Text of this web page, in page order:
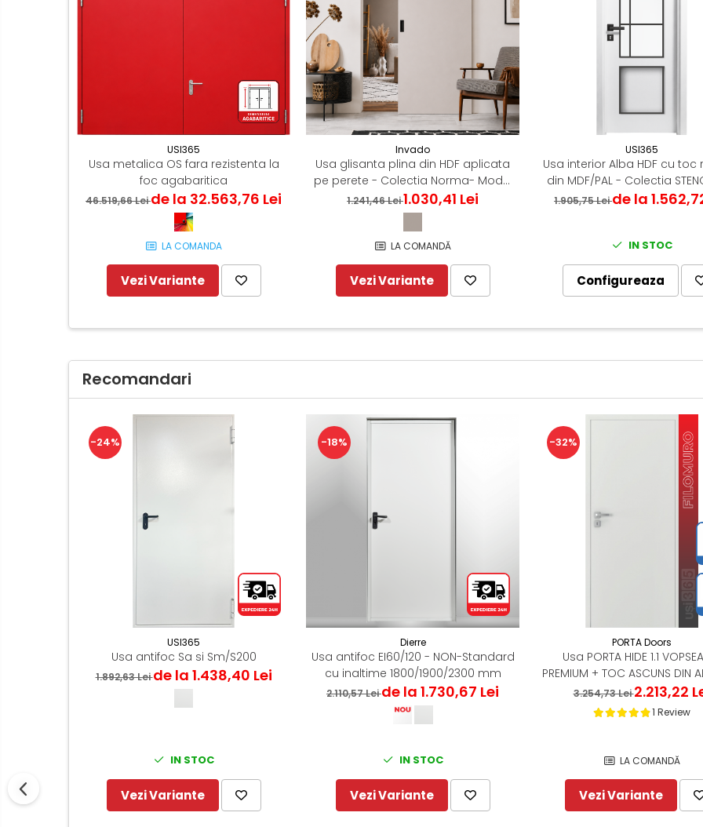
USI365
Usa metalica OS fara rezistenta la
foc agabaritica
46.519,66 Leide la 32.563,76 Lei
LA COMANDA
Vezi Variante
Invado
Usa glisanta plina din HDF aplicata
pe perete - Colectia Norma- Model
simplu - Casmir Mat
1.241,46 Lei1.030,41 Lei
LA COMANDĂ
Vezi Variante
USI365
Usa interior Alba HDF cu toc
din MDF/PAL - Colectia
7.7
1.905,75 Leide la
IN STOC
Configureaza
Recomandari
-24%
USI365
Usa antifoc Sa si Sm/S200
1.892,63 Leide la 1.438,40 Lei
IN STOC
Vezi Variante
-18%
Dierre
Usa antifoc EI60/120 - NON-Standard
cu inaltime 1800/1900/2300 mm
2.110,57 Leide la 1.730,67 Lei
IN STOC
Vezi Variante
-32%
PORTA Doors
Usa PORTA HIDE 1.1
PREMIUM + TOC ASCUNS DIN
3.254,73 Lei2.213,22
1 Review
LA COMANDĂ
Vezi Variante